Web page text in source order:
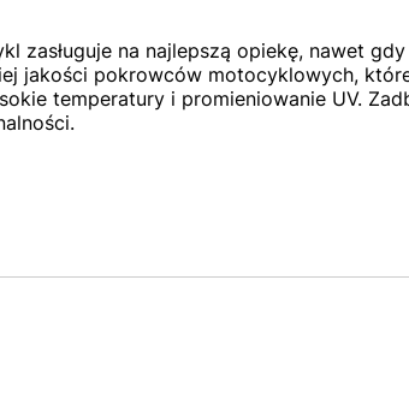
zasługuje na najlepszą opiekę, nawet
jakości pokrowców motocyklowych,
temperatury i promieniowanie UV.